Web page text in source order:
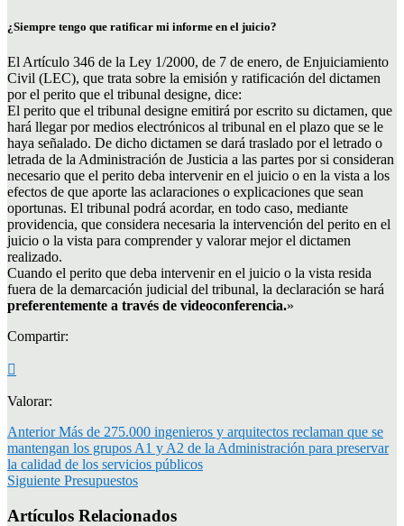
¿Siempre tengo que ratificar mi informe en el juicio?
El Artículo 346 de la Ley 1/2000, de 7 de enero, de Enjuiciamiento
Civil (LEC), que trata sobre la emisión y ratificación del dictamen
por el perito que el tribunal designe, dice:
El perito que el tribunal designe emitirá por escrito su dictamen, que
hará llegar por medios electrónicos al tribunal en el plazo que se le
haya señalado. De dicho dictamen se dará traslado por el letrado o
letrada de la Administración de Justicia a las partes por si consideran
necesario que el perito deba intervenir en el juicio o en la vista a los
efectos de que aporte las aclaraciones o explicaciones que sean
oportunas. El tribunal podrá acordar, en todo caso, mediante
providencia, que considera necesaria la intervención del perito en el
juicio o la vista para comprender y valorar mejor el dictamen
realizado.
Cuando el perito que deba intervenir en el juicio o la vista resida
fuera de la demarcación judicial del tribunal, la declaración se hará
preferentemente a través de videoconferencia.»
Compartir:
Valorar:
Anterior Más de 275.000 ingenieros y arquitectos reclaman que se
mantengan los grupos A1 y A2 de la Administración para preservar
la calidad de los servicios públicos
Siguiente Presupuestos
Artículos Relacionados